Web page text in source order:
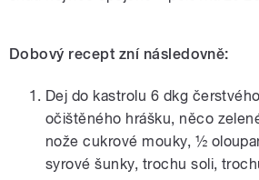
Dobový recept zní následovně:
Dej do kastrolu 6 dkg
očištěného hrášku, něco
nože cukrové mouky, ½
syrové šunky, trochu soli,